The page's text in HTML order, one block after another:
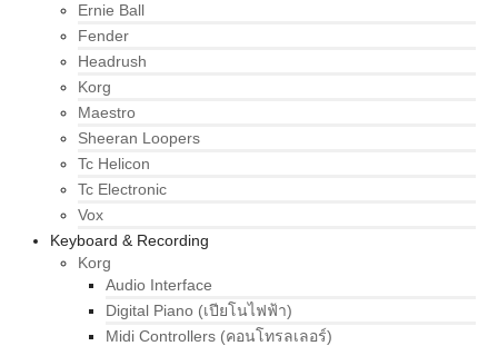
Ernie Ball
Fender
Headrush
Korg
Maestro
Sheeran Loopers
Tc Helicon
Tc Electronic
Vox
Keyboard & Recording
Korg
Audio Interface
Digital Piano (เปียโนไฟฟ้า)
Midi Controllers (คอนโทรลเลอร์)